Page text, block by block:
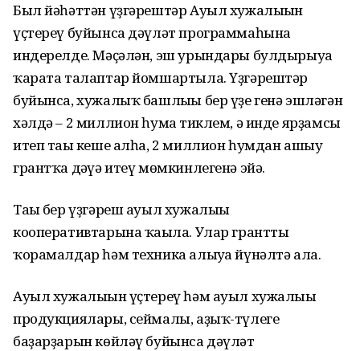
Был йәһәттән үҙгәрештәр Ауыл хужалығын
үҫтереү буйынса дәүләт программаһына
индерелде. Мәҫәлән, эш урындары булдырыуға
ҡарата талаптар йомшартыла. Үҙгәрештәр
буйынса, хужалыҡ башлығы бер үҙе генә эшләгән
хәлдә – 2 миллион һумға тиклем, ә инде ярҙамсы
итеп тағы кеше алһа, 2 миллион һумдан ашыу
грантҡа дәғүә итеү мөмкинлегенә эйә.
Тағы бер үҙгәреш ауыл хужалығы
кооперативтарына ҡағыла. Улар грантты
ҡорамалдар һәм техника алыуға йүнәлтә ала.
Ауыл хужалығын үҫтереү һәм ауыл хужалығы
продукциялары, сеймалы, аҙыҡ-түлеге
баҙарҙарын көйләү буйынса дәүләт